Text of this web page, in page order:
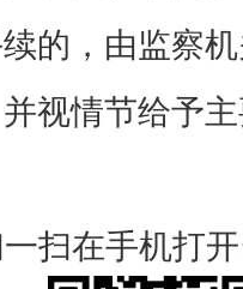
的，由监察
视情节给予
扫在手机打